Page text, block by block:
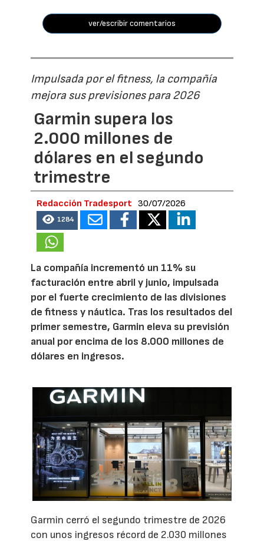
ver/escribir comentarios
Impulsada por el fitness, la compañía
mejora sus previsiones para 2026
Garmin supera los
2.000 millones de
dólares en el segundo
trimestre
Redacción Tradesport 30/07/2026
1284
La compañía incrementó un 11% su
facturación entre abril y junio, impulsada
por el fuerte crecimiento de las divisiones
de fitness y náutica. Tras los resultados del
primer semestre, Garmin eleva su previsión
anual por encima de los 8.000 millones de
dólares en ingresos.
Garmin cerró el segundo trimestre de 2026
con unos ingresos récord de 2.030 millones